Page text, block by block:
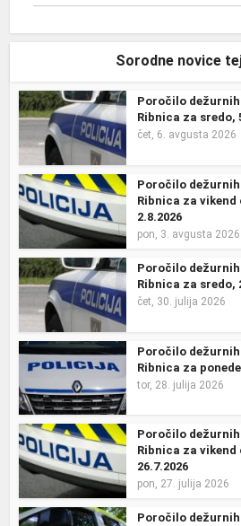
Sorodne novice
Poročilo
Ribnica za sredo,
čet, 6. avgusta 2026
Poročilo
Ribnica za vikend
2.8.2026
pon, 3. avgusta 2026
Poročilo
Ribnica za sredo,
čet, 30. julija 2026
Poročilo
Ribnica za
tor, 28. julija 2026
Poročilo
Ribnica za vikend
26.7.2026
pon, 27. julija 2026
Poročilo